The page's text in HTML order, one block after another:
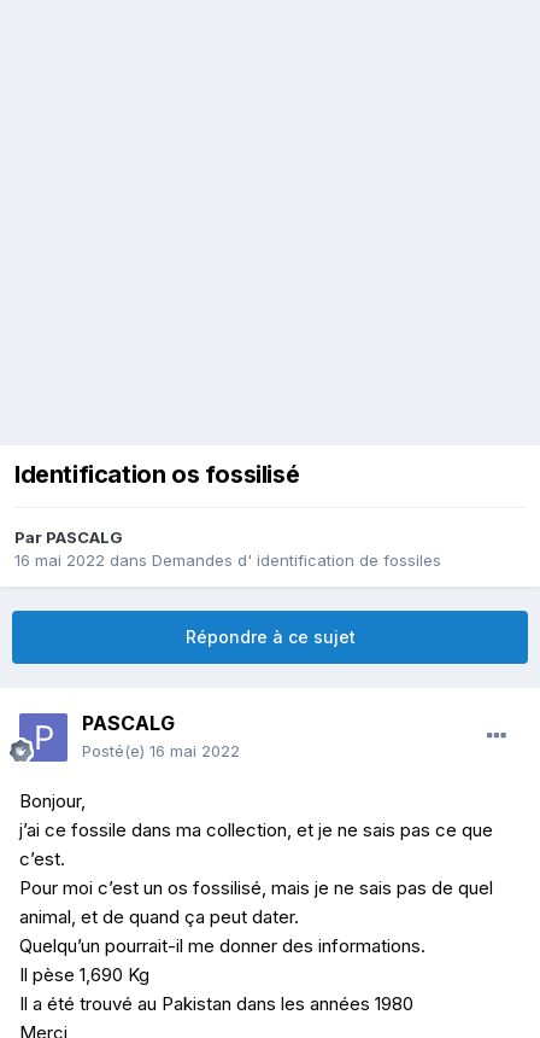
Identification os fossilisé
Par PASCALG
16 mai 2022 dans Demandes d' identification de fossiles
Répondre à ce sujet
PASCALG
Posté(e) 16 mai 2022
Bonjour,
j’ai ce fossile dans ma collection, et je ne sais pas ce que
c’est.
Pour moi c’est un os fossilisé, mais je ne sais pas de quel
animal, et de quand ça peut dater.
Quelqu’un pourrait-il me donner des informations.
Il pèse 1,690 Kg
Il a été trouvé au Pakistan dans les années 1980
Merci